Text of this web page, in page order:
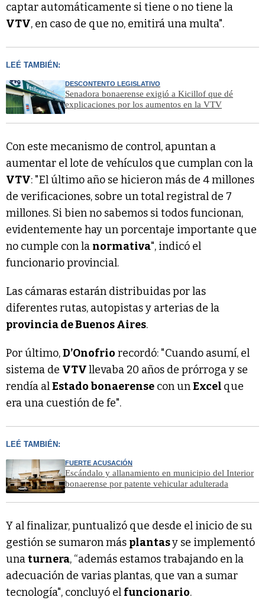
captar automáticamente si tiene o no tiene la
VTV, en caso de que no, emitirá una multa".
LEÉ TAMBIÉN:
DESCONTENTO LEGISLATIVO
Senadora bonaerense exigió a Kicillof que dé
explicaciones por los aumentos en la VTV
Con este mecanismo de control, apuntan a
aumentar el lote de vehículos que cumplan con la
VTV: "El último año se hicieron más de 4 millones
de verificaciones, sobre un total registral de 7
millones. Si bien no sabemos si todos funcionan,
evidentemente hay un porcentaje importante que
no cumple con la normativa", indicó el
funcionario provincial.
Las cámaras estarán distribuidas por las
diferentes rutas, autopistas y arterias de la
provincia de Buenos Aires.
Por último,D’Onofrio recordó: "Cuando asumí, el
sistema de VTVllevaba 20 años de prórroga y se
rendía alEstado bonaerense con unExcel que
era una cuestión de fe".
LEÉ TAMBIÉN:
FUERTE ACUSACIÓN
Escándalo y allanamiento en municipio del Interior
bonaerense por patente vehicular adulterada
Y al finalizar, puntualizó que desde el inicio de su
gestión se sumaron más plantasy se implementó
unaturnera, “además estamos trabajando en la
adecuación de varias plantas, que van a sumar
tecnología", concluyó el funcionario.